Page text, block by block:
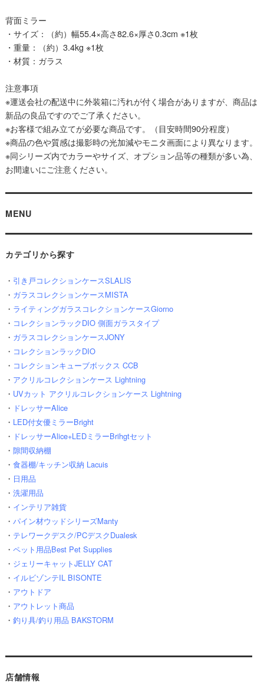
背面ミラー
・サイズ：（約）幅55.4×高さ82.6×厚さ0.3cm ※1枚
・重量：（約）3.4kg ※1枚
・材質：ガラス
注意事項
※運送会社の配送中に外装箱に汚れが付く場合がありますが、商品は
新品の良品ですのでご了承ください。
※お客様で組み立てが必要な商品です。（目安時間90分程度）
※商品の色や質感は撮影時の光加減やモニタ画面により異なります。
※同シリーズ内でカラーやサイズ、オプション品等の種類が多い為、
お間違いにご注意ください。
MENU
カテゴリから探す
・ 引き戸コレクションケースSLALIS
・ ガラスコレクションケースMISTA
・ ライティングガラスコレクションケースGiorno
・ コレクションラックDIO 側面ガラスタイプ
・ ガラスコレクションケースJONY
・ コレクションラックDIO
・ コレクションキューブボックス CCB
・ アクリルコレクションケース Lightning
・ UVカット アクリルコレクションケース Lightning
・ ドレッサーAlice
・ LED付女優ミラーBright
・ ドレッサーAlice+LEDミラーBrihgtセット
・ 隙間収納棚
・ 食器棚/キッチン収納 Lacuis
・ 日用品
・ 洗濯用品
・ インテリア雑貨
・ パイン材ウッドシリーズManty
・ テレワークデスク/PCデスクDualesk
・ ペット用品Best Pet Supplies
・ ジェリーキャットJELLY CAT
・ イルビゾンテIL BISONTE
・ アウトドア
・ アウトレット商品
・ 釣り具/釣り用品 BAKSTORM
店舗情報